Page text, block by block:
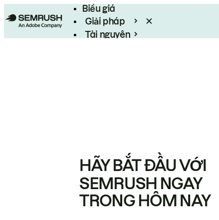
Biểu giá
Giải pháp
Tài nguyên
HÃY BẮT ĐẦU VỚI
SEMRUSH NGAY
TRONG HÔM NAY